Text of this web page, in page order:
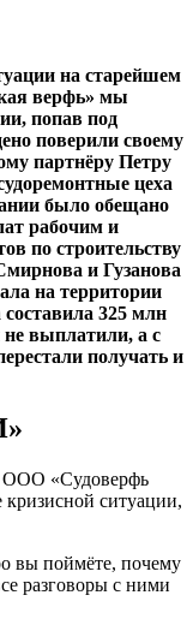
на старейшем
верфь» мы
попав под
поверили своему
партнёру Петру
цеха
было обещано
рабочим и
по строительству
и Гузанова
на территории
325 млн
выплатили, а с
получать и
ООО «Судоверфь
кризисной ситуации,
вы поймёте, почему
разговоры с ними